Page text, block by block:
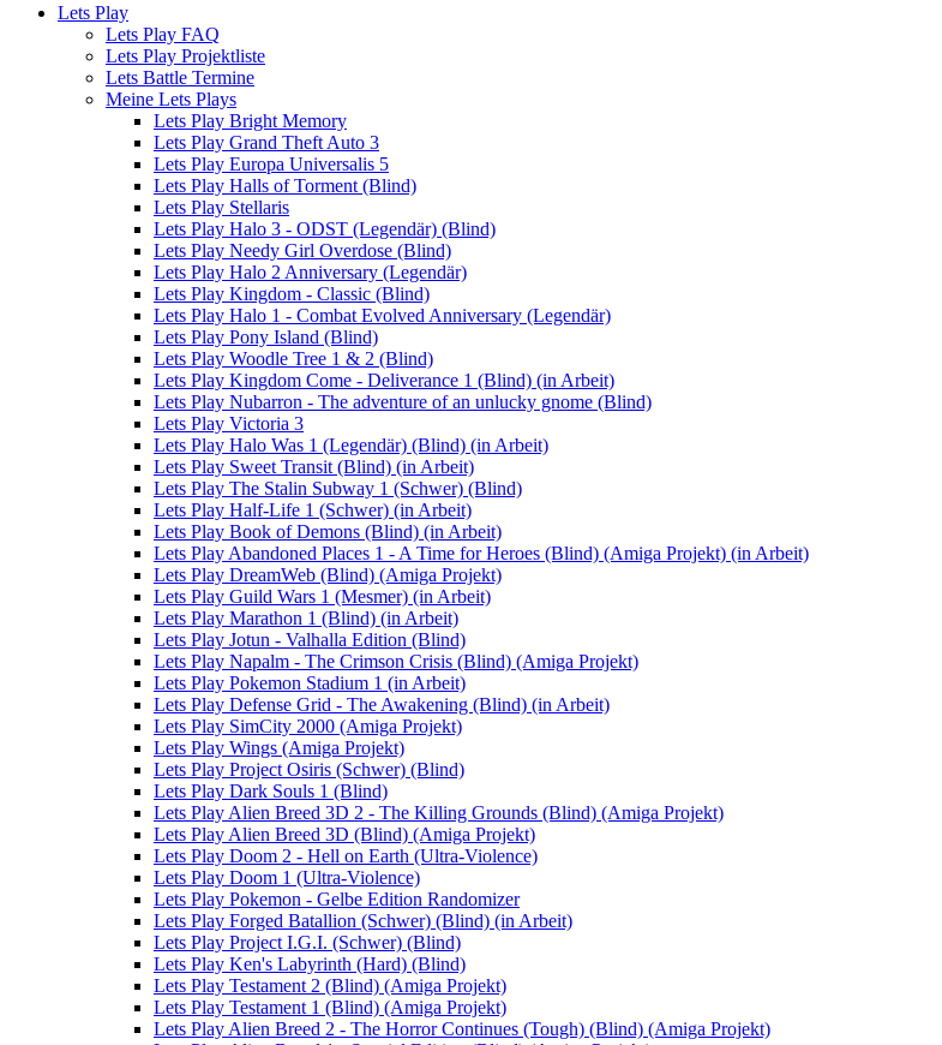
Lets Play
Lets Play FAQ
Lets Play Projektliste
Lets Battle Termine
Meine Lets Plays
Lets Play Bright Memory
Lets Play Grand Theft Auto 3
Lets Play Europa Universalis 5
Lets Play Halls of Torment (Blind)
Lets Play Stellaris
Lets Play Halo 3 - ODST (Legendär) (Blind)
Lets Play Needy Girl Overdose (Blind)
Lets Play Halo 2 Anniversary (Legendär)
Lets Play Kingdom - Classic (Blind)
Lets Play Halo 1 - Combat Evolved Anniversary (Legendär)
Lets Play Pony Island (Blind)
Lets Play Woodle Tree 1 & 2 (Blind)
Lets Play Kingdom Come - Deliverance 1 (Blind) (in Arbeit)
Lets Play Nubarron - The adventure of an unlucky gnome (Blind)
Lets Play Victoria 3
Lets Play Halo Was 1 (Legendär) (Blind) (in Arbeit)
Lets Play Sweet Transit (Blind) (in Arbeit)
Lets Play The Stalin Subway 1 (Schwer) (Blind)
Lets Play Half-Life 1 (Schwer) (in Arbeit)
Lets Play Book of Demons (Blind) (in Arbeit)
Lets Play Abandoned Places 1 - A Time for Heroes (Blind) (Amiga Projekt) (in Arbeit)
Lets Play DreamWeb (Blind) (Amiga Projekt)
Lets Play Guild Wars 1 (Mesmer) (in Arbeit)
Lets Play Marathon 1 (Blind) (in Arbeit)
Lets Play Jotun - Valhalla Edition (Blind)
Lets Play Napalm - The Crimson Crisis (Blind) (Amiga Projekt)
Lets Play Pokemon Stadium 1 (in Arbeit)
Lets Play Defense Grid - The Awakening (Blind) (in Arbeit)
Lets Play SimCity 2000 (Amiga Projekt)
Lets Play Wings (Amiga Projekt)
Lets Play Project Osiris (Schwer) (Blind)
Lets Play Dark Souls 1 (Blind)
Lets Play Alien Breed 3D 2 - The Killing Grounds (Blind) (Amiga Projekt)
Lets Play Alien Breed 3D (Blind) (Amiga Projekt)
Lets Play Doom 2 - Hell on Earth (Ultra-Violence)
Lets Play Doom 1 (Ultra-Violence)
Lets Play Pokemon - Gelbe Edition Randomizer
Lets Play Forged Batallion (Schwer) (Blind) (in Arbeit)
Lets Play Project I.G.I. (Schwer) (Blind)
Lets Play Ken's Labyrinth (Hard) (Blind)
Lets Play Testament 2 (Blind) (Amiga Projekt)
Lets Play Testament 1 (Blind) (Amiga Projekt)
Lets Play Alien Breed 2 - The Horror Continues (Tough) (Blind) (Amiga Projekt)